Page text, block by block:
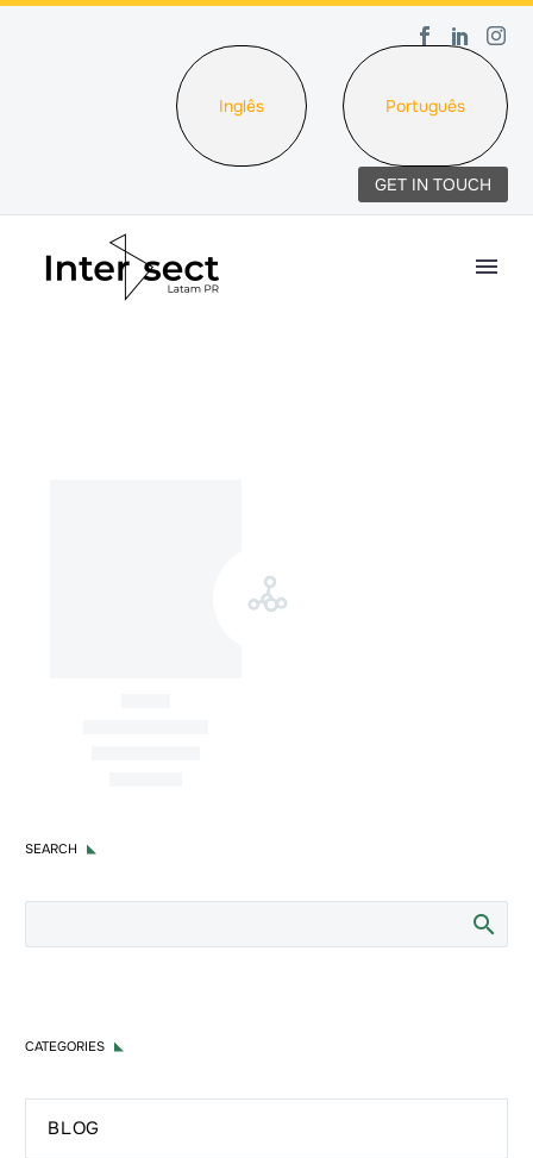
Inglês Português
GET IN TOUCH
SEARCH
CATEGORIES
BLOG